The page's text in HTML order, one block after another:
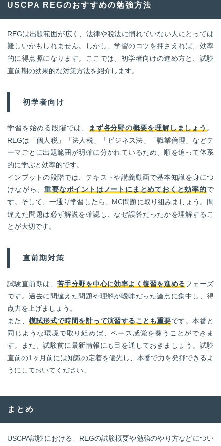
USCPA REGのおすすめの勉強方法
REGは出題範囲が広く、法律や税法に慣れていない人にとっては
難しいかもしれません。しかし、学習のコツを押さえれば、効率
的に得点源になります。ここでは、初学者向けの進め方と、試験
直前期の効果的な対策方法を紹介します。
初学者向け
学習を始める段階では、 まず各分野の概要を理解しましょう。
REGは「個人税」「法人税」「ビジネス法」「職業倫理」などテ
ーマごとに出題範囲が明確に分かれているため、順を追って体系
的に学ぶと効率的です。
インプットの段階では、テキストや講義動画で基本知識を身につ
けながら、 重要なポイントはノートにまとめておくと効率的で
す。そして、一通り学習したら、MC問題に取り組みましょう。間
違えた問題は必ず解説を確認し、なぜ誤答だったかを理解するこ
とが大切です。
直前期対策
試験直前期は、 苦手分野を中心に効率よく復習を進めるフェーズ
です。過去に間違えた問題や理解が曖昧だった論点に集中し、得
点力を上げましょう。
また、模試形式で時間を計って演習することも重要です。本番と
同じような環境で取り組めば、ペース感覚を養うことができま
す。また、試験前に最新情報にも目を通しておきましょう。試験
直前の1ヶ月前には知識の定着を優先し、本番で力を発揮できるよ
うにしておいてください。
まとめ
USCPA試験における、REGの試験概要や勉強のやり方などについ